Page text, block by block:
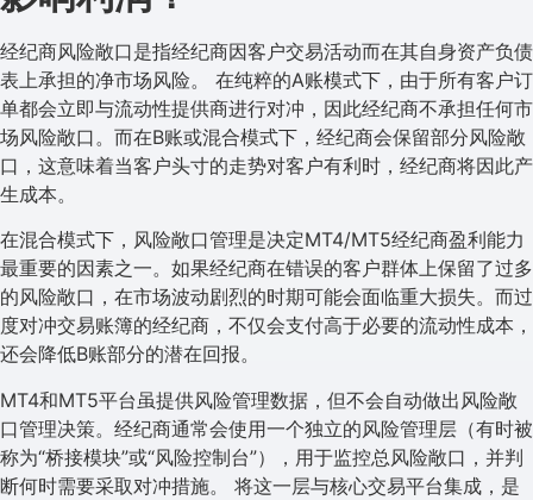
经纪商风险敞口是指经纪商因客户交易活动而在其自身资产负债
表上承担的净市场风险。 在纯粹的A账模式下，由于所有客户订
单都会立即与流动性提供商进行对冲，因此经纪商不承担任何市
场风险敞口。而在B账或混合模式下，经纪商会保留部分风险敞
口，这意味着当客户头寸的走势对客户有利时，经纪商将因此产
生成本。
在混合模式下，风险敞口管理是决定MT4/MT5经纪商盈利能力
最重要的因素之一。如果经纪商在错误的客户群体上保留了过多
的风险敞口，在市场波动剧烈的时期可能会面临重大损失。而过
度对冲交易账簿的经纪商，不仅会支付高于必要的流动性成本，
还会降低B账部分的潜在回报。
MT4和MT5平台虽提供风险管理数据，但不会自动做出风险敞
口管理决策。经纪商通常会使用一个独立的风险管理层（有时被
称为“桥接模块”或“风险控制台”），用于监控总风险敞口，并判
断何时需要采取对冲措施。 将这一层与核心交易平台集成，是